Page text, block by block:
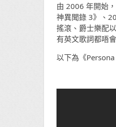
由 2006 年開始
神異聞錄 3》、
搖滾、爵士樂配
有英文歌詞都唔
以下為《